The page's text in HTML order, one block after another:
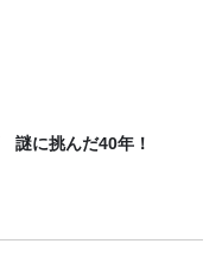
謎に挑んだ40年！